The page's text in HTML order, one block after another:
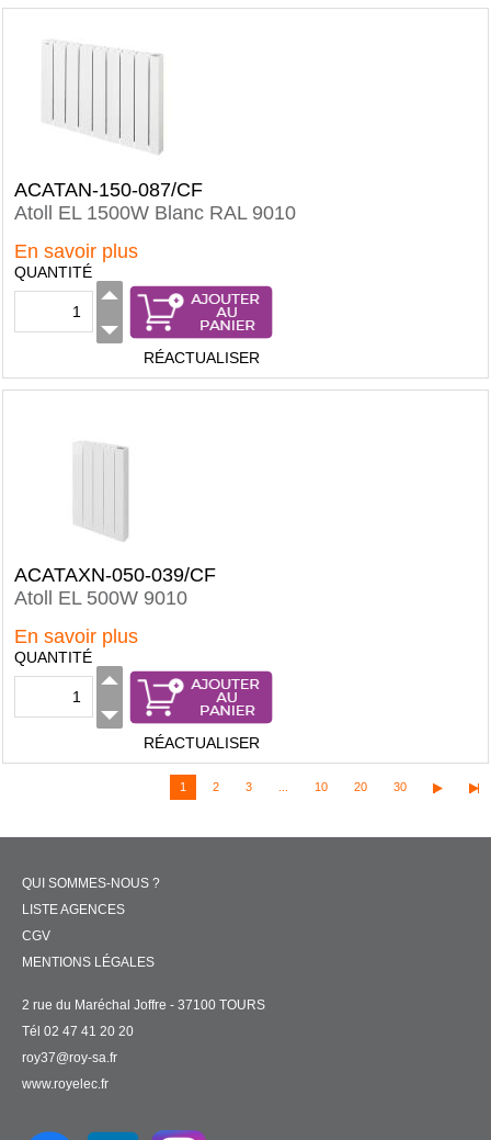
ACATAN-150-087/CF
Atoll EL 1500W Blanc RAL 9010
En savoir plus
QUANTITÉ
RÉACTUALISER
ACATAXN-050-039/CF
Atoll EL 500W 9010
En savoir plus
QUANTITÉ
RÉACTUALISER
1 2 3 10 20 30
QUI SOMMES-NOUS ?
LISTE AGENCES
CGV
MENTIONS LÉGALES
2 rue du Maréchal Joffre - 37100 TOURS
Tél 02 47 41 20 20
roy37@roy-sa.fr
www.royelec.fr